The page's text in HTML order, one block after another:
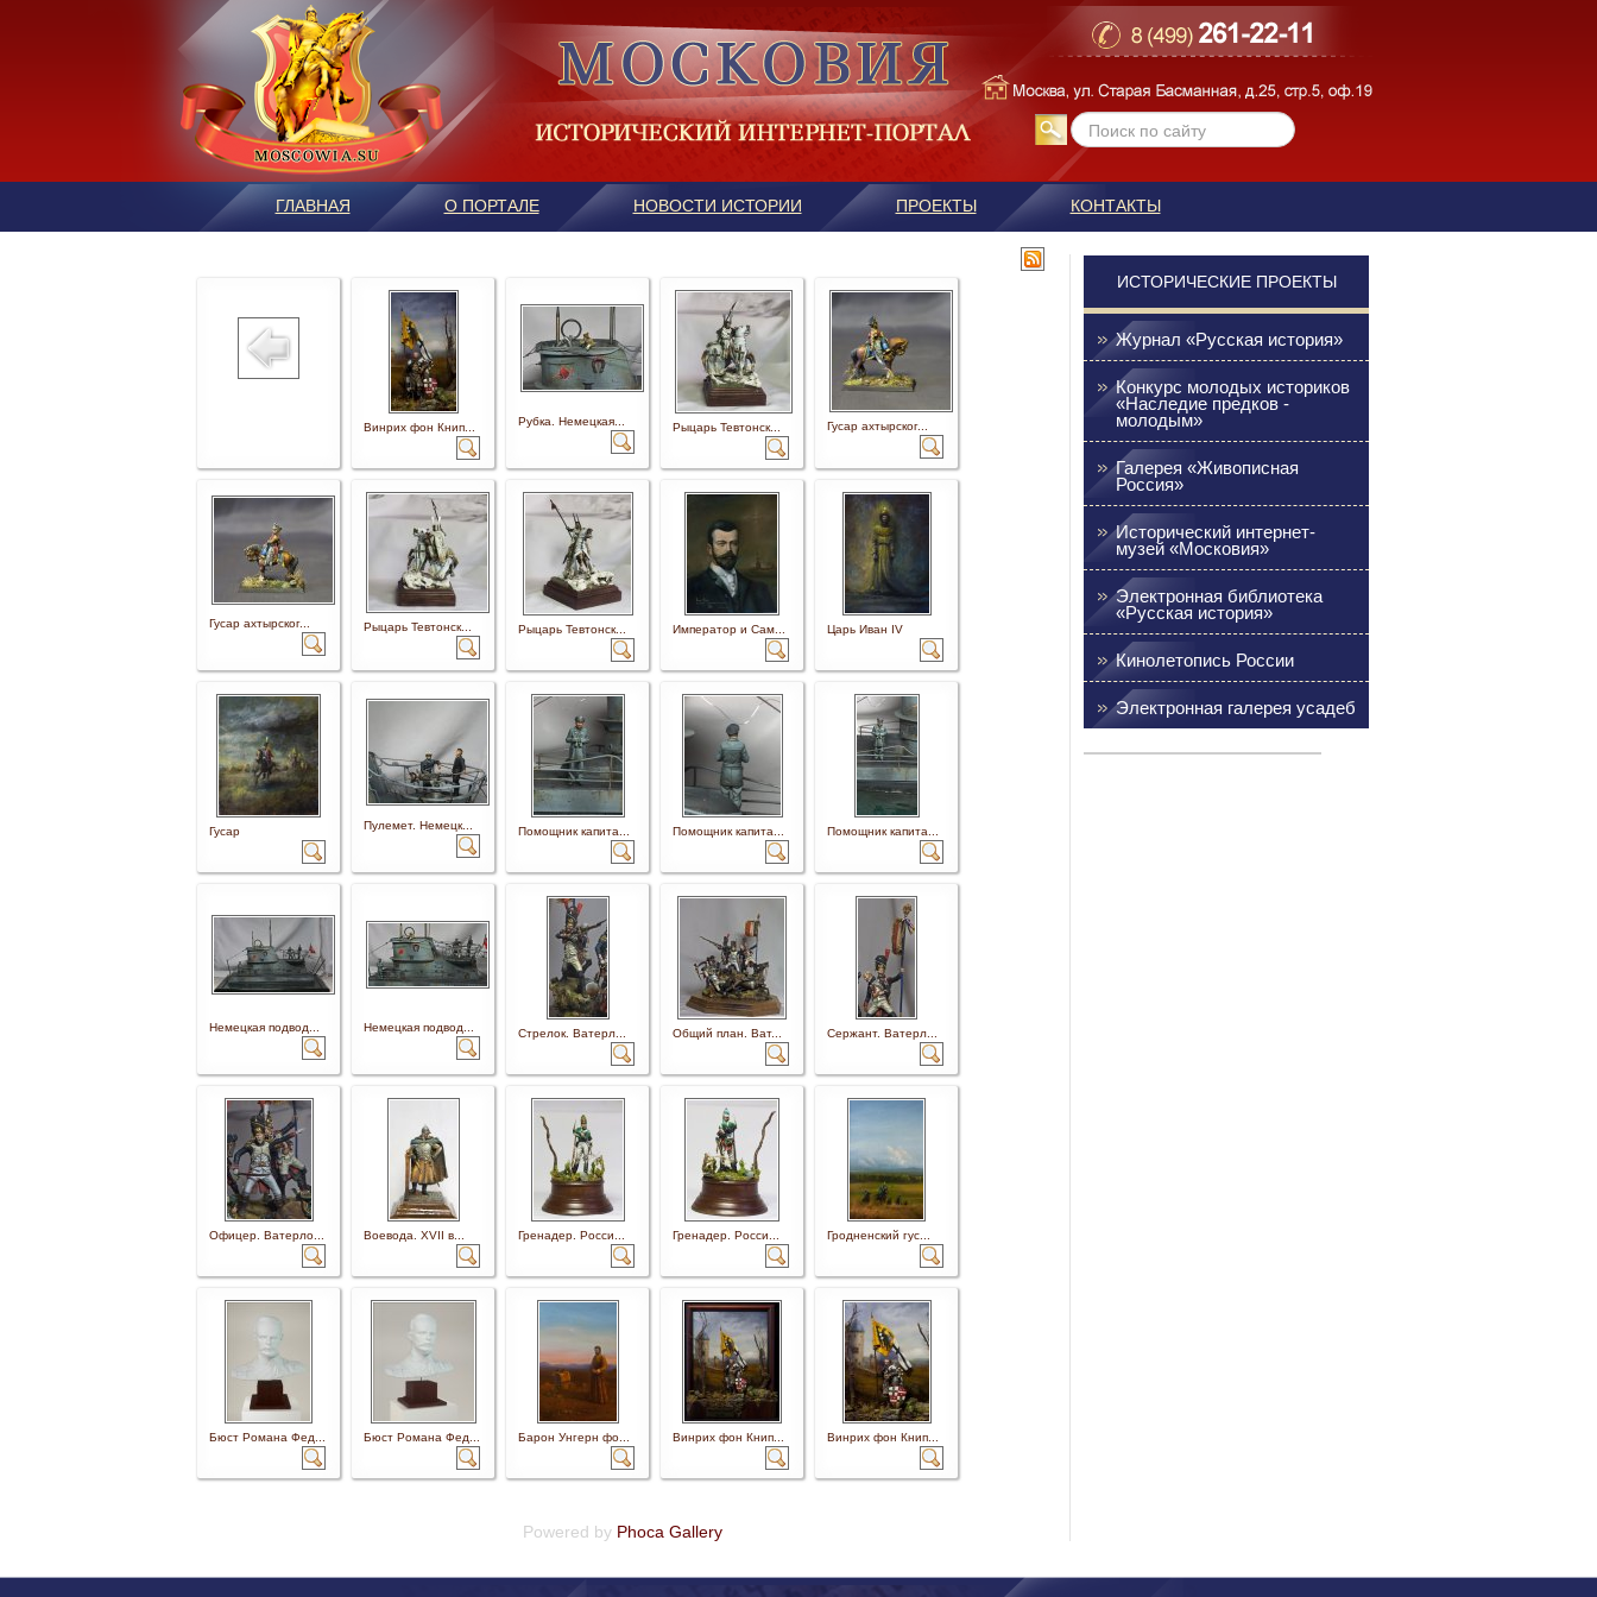
ГЛАВНАЯ О ПОРТАЛЕ НОВОСТИ ИСТОРИИ ПРОЕКТЫ КОНТАКТЫ
ИСТОРИЧЕСКИЕ ПРОЕКТЫ
Журнал «Русская история»
Конкурс молодых историков
«Наследие предков -
молодым»
Галерея «Живописная
Россия»
Исторический интернет-
музей «Московия»
Электронная библиотека
«Русская история»
Кинолетопись России
Электронная галерея усадеб
Винрих фон Книп... Рубка. Немецкая... Рыцарь Тевтонск... Гусар ахтырског...
Гусар ахтырског... Рыцарь Тевтонск... Рыцарь Тевтонск... Император и Сам... Царь Иван IV
Гусар Пулемет. Немецк... Помощник капита... Помощник капита... Помощник капита...
Немецкая подвод... Немецкая подвод... Стрелок. Ватерл... Общий план. Ват... Сержант. Ватерл...
Офицер. Ватерло... Воевода. XVII в... Гренадер. Росси... Гренадер. Росси... Гродненский гус...
Бюст Романа Фед... Бюст Романа Фед... Барон Унгерн фо... Винрих фон Книп... Винрих фон Книп...
Powered by Phoca Gallery